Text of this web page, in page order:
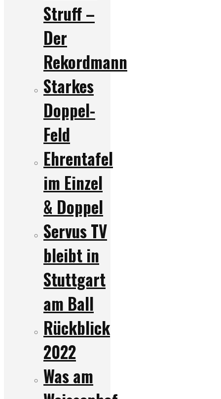
Struff –
Der
Rekordmann
Starkes
Doppel-
Feld
Ehrentafel
im Einzel
& Doppel
Servus TV
bleibt in
Stuttgart
am Ball
Rückblick
2022
Was am